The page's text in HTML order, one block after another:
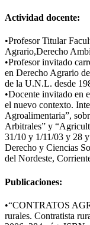
Actividad docente:
​•Profesor Titular
Agrario,Derecho
​•Profesor invitado
en Derecho Agrario
de la U.N.L. desde
​•Docente invitado en
el nuevo contexto.
Agroalimentaria”,
Arbitrales” y
31/10 y 1/11/03 y 28
Derecho y Ciencias
del Nordeste,
Publicaciones:
​•“CONTRATOS
rurales. Contratista